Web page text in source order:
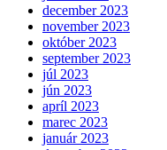
december 2023
november 2023
október 2023
september 2023
júl 2023
jún 2023
apríl 2023
marec 2023
január 2023